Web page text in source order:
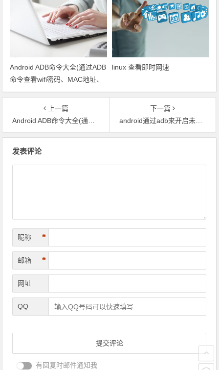
Android ADB命令大全(通过ADB
命令查看wifi密码、MAC地址、
设备信息、操作文件、查看文
件、日志信息、卸载、启动和安
装APK等)
linux 查看即时网速
上一篇
Android ADB命令大全(通过ADB命令查看wifi密码、MAC地址、设备信息、操作文件、查看文件、日志信息、卸载、启动和安装APK等)
下一篇
android通过adb来开启未知来源
发表评论
昵称 *
邮箱 *
网址
QQ
有回复时邮件通知我